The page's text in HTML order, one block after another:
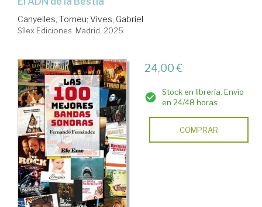
Canyelles, Tomeu; Vives, Gabriel
Sílex Ediciones. Madrid, 2025
24,00 €
Stock en librería. Envío
en 24/48 horas
COMPRAR